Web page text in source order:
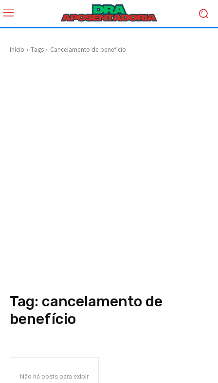
Início Tags Cancelamento de benefício
Tag: cancelamento de
benefício
Não há posts para exibir